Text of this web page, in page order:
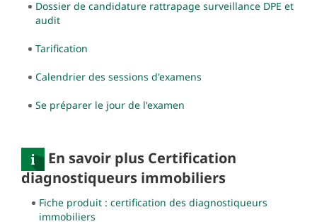
Dossier de candidature rattrapage surveillance DPE et
audit
Tarification
Calendrier des sessions d'examens
Se préparer le jour de l'examen
En savoir plus Certification
diagnostiqueurs immobiliers
Fiche produit : certification des diagnostiqueurs
immobiliers